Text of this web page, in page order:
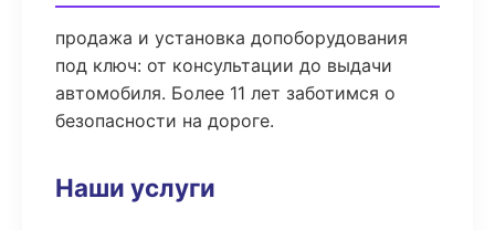
продажа и установка допоборудования
под ключ: от консультации до выдачи
автомобиля. Более 11 лет заботимся о
безопасности на дороге.
Наши услуги